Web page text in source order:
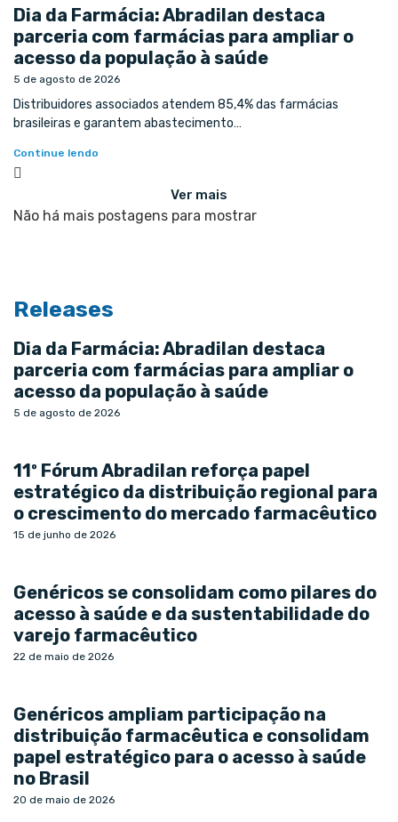
Dia da Farmácia: Abradilan destaca
parceria com farmácias para ampliar o
acesso da população à saúde
5 de agosto de 2026
Distribuidores associados atendem 85,4% das farmácias
brasileiras e garantem abastecimento…
Continue lendo
Ver mais
Não há mais postagens para mostrar
Releases
Dia da Farmácia: Abradilan destaca
parceria com farmácias para ampliar o
acesso da população à saúde
5 de agosto de 2026
11º Fórum Abradilan reforça papel
estratégico da distribuição regional para
o crescimento do mercado farmacêutico
15 de junho de 2026
Genéricos se consolidam como pilares do
acesso à saúde e da sustentabilidade do
varejo farmacêutico
22 de maio de 2026
Genéricos ampliam participação na
distribuição farmacêutica e consolidam
papel estratégico para o acesso à saúde
no Brasil
20 de maio de 2026